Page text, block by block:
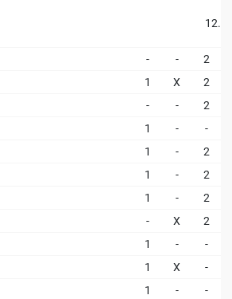
12.
- -
2
1 X
2
- -
2
1 -
-
1 -
2
1 -
2
1 -
2
- X
2
1 -
-
1 X
-
1 -
-